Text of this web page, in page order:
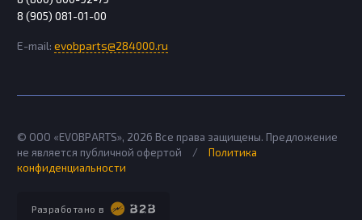
8 (905) 081-01-00
E-mail: evobparts@284000.ru
Разработано в
© ООО «EVOBPARTS», 2026 Все права защищены. Предложение
не является публичной офертой
/
Политика
конфиденциальности